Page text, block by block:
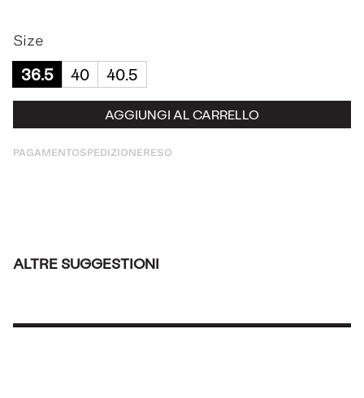
Size
36.5 40 40.5
AGGIUNGI AL CARRELLO
PAGAMENTOSPEDIZIONE RESO
ALTRE SUGGESTIONI